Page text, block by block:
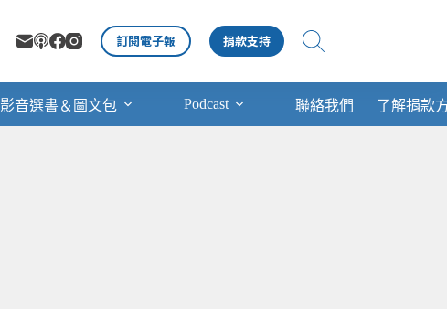
訂閱電子報 捐款支持
影音選書＆圖文包 Podcast 聯絡我們 了解捐款